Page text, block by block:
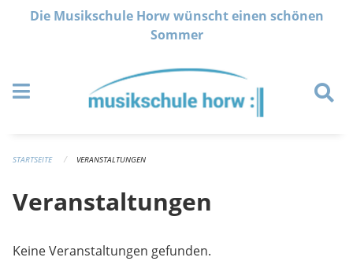
Navigation überspringen
Die Musikschule Horw wünscht einen schönen
Sommer
STARTSEITE VERANSTALTUNGEN
Veranstaltungen
Keine Veranstaltungen gefunden.